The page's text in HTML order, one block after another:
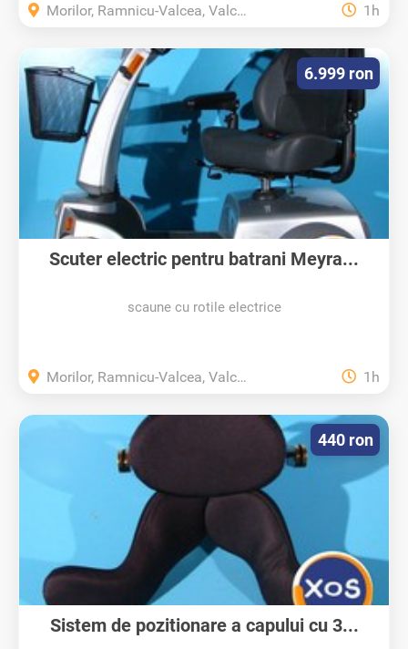
Morilor, Ramnicu-Valcea, Valcea 1h
Scuter electric pentru batrani Meyra...
scaune cu rotile electrice
6.999 ron
Morilor, Ramnicu-Valcea, Valcea 1h
Sistem de pozitionare a capului cu 3...
440 ron